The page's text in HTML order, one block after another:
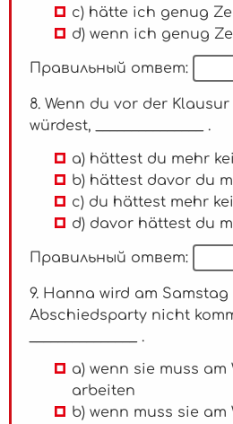
c) hätte ich genug
d) wenn ich genug
Правильный ответ:
8. Wenn du vor der
würdest, _______________ .
a) hättest du mehr
b) hättest davor du
c) du hättest mehr
d) davor hättest du
Правильный ответ:
9. Hanna wird am Samstag
Abschiedsparty nicht
_______________ .
a) wenn sie muss am
arbeiten
b) wenn muss sie am